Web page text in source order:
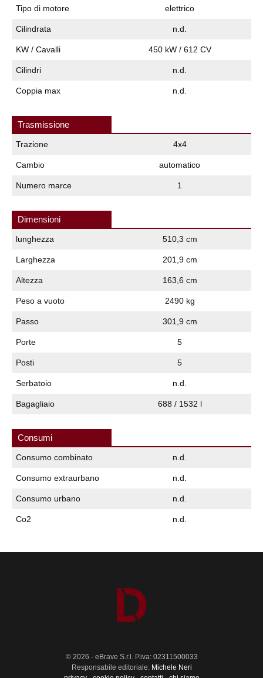
Tipo di motore elettrico
Cilindrata n.d.
KW / Cavalli 450 kW / 612 CV
Cilindri n.d.
Coppia max n.d.
Trasmissione
Trazione 4x4
Cambio automatico
Numero marce 1
Dimensioni
lunghezza 510,3 cm
Larghezza 201,9 cm
Altezza 163,6 cm
Peso a vuoto 2490 kg
Passo 301,9 cm
Porte 5
Posti 5
Serbatoio n.d.
Bagagliaio 688 / 1532 l
Consumi
Consumo combinato n.d.
Consumo extraurbano n.d.
Consumo urbano n.d.
Co2 n.d.
© 2026 - eBrave S.r.l. P.iva: 02311500033
Responsabile editoriale: Michele Neri